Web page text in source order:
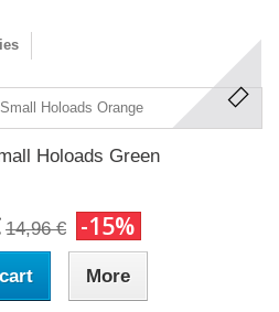
Holoads Green
14,96 € -15%
More